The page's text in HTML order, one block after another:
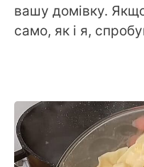
вашу домівку.
само, як і я,